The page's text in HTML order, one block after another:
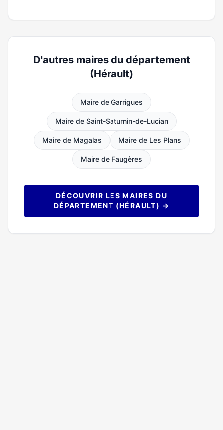
D'autres maires du département
(Hérault)
Maire de Garrigues
Maire de Saint-Saturnin-de-Lucian
Maire de Magalas Maire de Les Plans
Maire de Faugères
DÉCOUVRIR LES MAIRES DU
DÉPARTEMENT (HÉRAULT) →